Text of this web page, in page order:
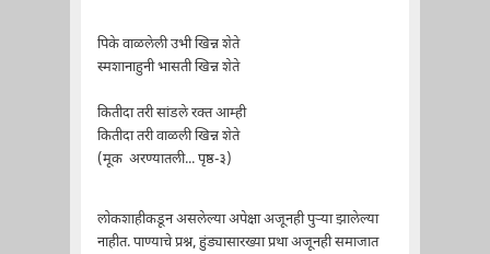
पिके वाळलेली उभी खिन्न शेते
स्मशानाहुनी भासती खिन्न शेते
कितीदा तरी सांडले रक्त आम्ही
कितीदा तरी वाळली खिन्न शेते
(मूक अरण्यातली... पृष्ठ-३)
लोकशाहीकडून असलेल्या अपेक्षा अजूनही पुऱ्या झालेल्या
नाहीत. पाण्याचे प्रश्न, हुंड्यासारख्या प्रथा अजूनही समाजात